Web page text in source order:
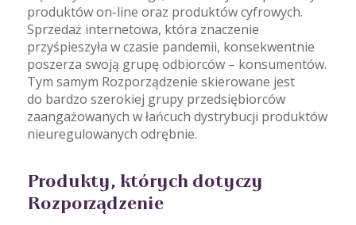
produktów on-line oraz produktów cyfrowych.
Sprzedaż internetowa, która znaczenie
przyśpieszyła w czasie pandemii, konsekwentnie
poszerza swoją grupę odbiorców – konsumentów.
Tym samym Rozporządzenie skierowane jest
do bardzo szerokiej grupy przedsiębiorców
zaangażowanych w łańcuch dystrybucji produktów
nieuregulowanych odrębnie.
Produkty, których dotyczy
Rozporządzenie